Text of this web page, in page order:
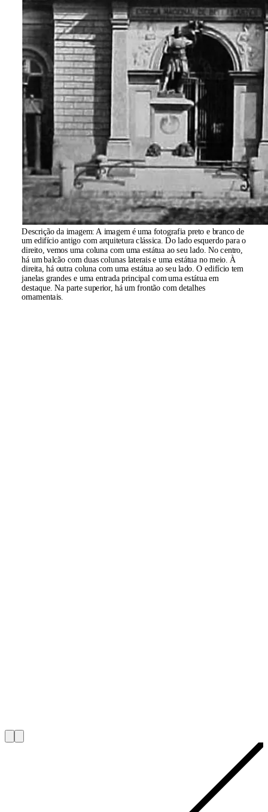
Descrição da imagem: A imagem é uma fotografia preto e branco de
um edifício antigo com arquitetura clássica. Do lado esquerdo para o
direito, vemos uma coluna com uma estátua ao seu lado. No centro,
há um balcão com duas colunas laterais e uma estátua no meio. À
direita, há outra coluna com uma estátua ao seu lado. O edifício tem
janelas grandes e uma entrada principal com uma estátua em
destaque. Na parte superior, há um frontão com detalhes
ornamentais.